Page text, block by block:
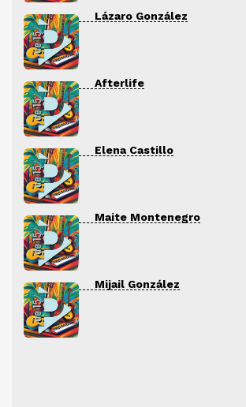
Lázaro González
Afterlife
Elena Castillo
Maite Montenegro
Mijail González